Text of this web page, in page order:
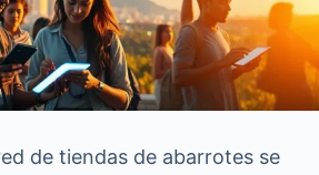
de tiendas de abarrotes se